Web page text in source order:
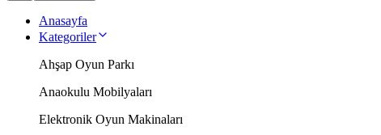
Anasayfa
Kategoriler
Ahşap Oyun Parkı
Anaokulu Mobilyaları
Elektronik Oyun Makinaları